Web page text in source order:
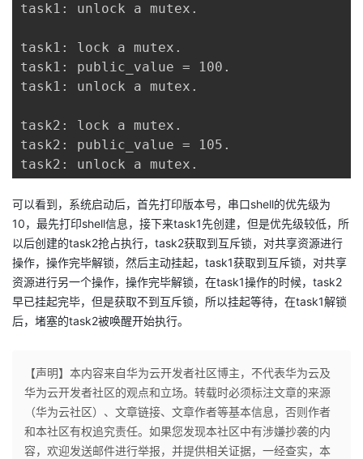
task1: unlock a mutex.
task1: lock a mutex.
task1: public_value = 100.
task1: unlock a mutex.
task2: lock a mutex.
task2: public_value = 105.
task2: unlock a mutex.
可以看到，系统启动后，首先打印版本号，串口shell的优先级为
10，最先打印shell信息，接下来task1先创建，但是优先级较低，所
以后创建的task2抢占执行，task2获取到互斥锁，对共享资源进行
操作，操作完毕解锁，然后主动挂起，task1获取到互斥锁，对共享
资源进行另一个操作，操作完毕解锁，在task1操作的时候，task2
早已挂起完毕，但是获取不到互斥锁，所以挂起等待，在task1解锁
后，堵塞的task2被唤醒开始执行。
【声明】本内容来自华为云开发者社区博主，不代表华为云及
华为云开发者社区的观点和立场。转载时必须标注文章的来源
（华为云社区）、文章链接、文章作者等基本信息，否则作者
和本社区有权追究责任。如果您发现本社区中有涉嫌抄袭的内
容，欢迎发送邮件进行举报，并提供相关证据，一经查实，本